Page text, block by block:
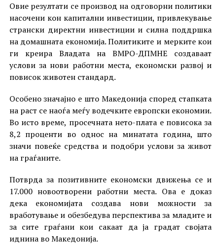
Овие резултати се производ на одговорни политики
насочени кон капитални инвестиции, привлекување
странски директни инвестиции и силна поддршка
на домашната економија. Политиките и мерките кои
ги креира Владата на ВМРО-ДПМНЕ создаваат
услови за нови работни места, економски развој и
повисок животен стандард.
Особено значајно е што Македонија според стапката
на раст се наоѓа меѓу водечките европски економии.
Во исто време, просечната нето-плата е повисока за
8,2 проценти во однос на минатата година, што
значи повеќе средства и подобри услови за живот
на граѓаните.
Потврда за позитивните економски движења се и
17.000 новоотворени работни места. Ова е доказ
дека економијата создава нови можности за
вработување и обезбедува перспектива за младите и
за сите граѓани кои сакаат да ја градат својата
иднина во Македонија.